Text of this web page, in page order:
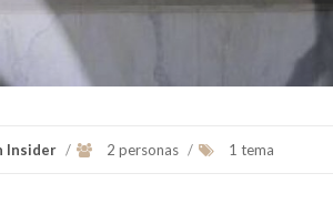
Insider / 2 personas / 1 tema